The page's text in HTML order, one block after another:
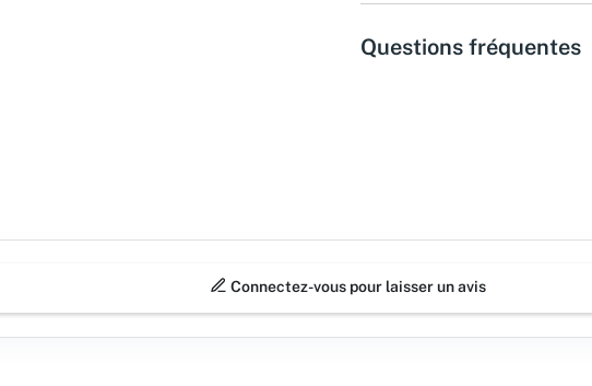
Questions fréquentes
Connectez-vous pour laisser un avis